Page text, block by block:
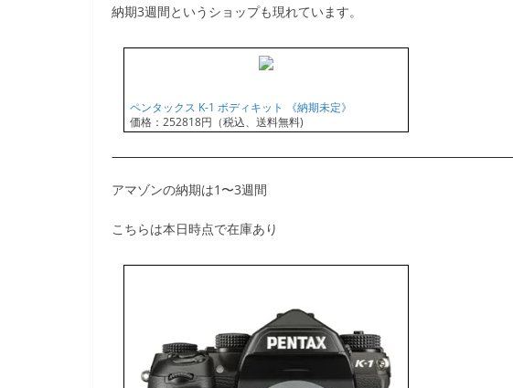
納期3週間というショップも現れています。
ペンタックス K-1 ボディキット 《納期未定》
価格：252818円（税込、送料無料)
アマゾンの納期は1〜3週間
こちらは本日時点で在庫あり